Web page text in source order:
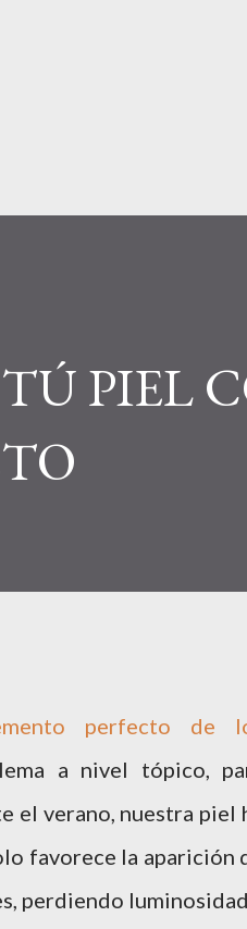
PIEL
perfecto de
a nivel tópico,
el verano, nuestra piel
favorece la aparición
perdiendo